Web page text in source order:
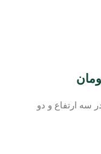
سه ارتفاع و دو